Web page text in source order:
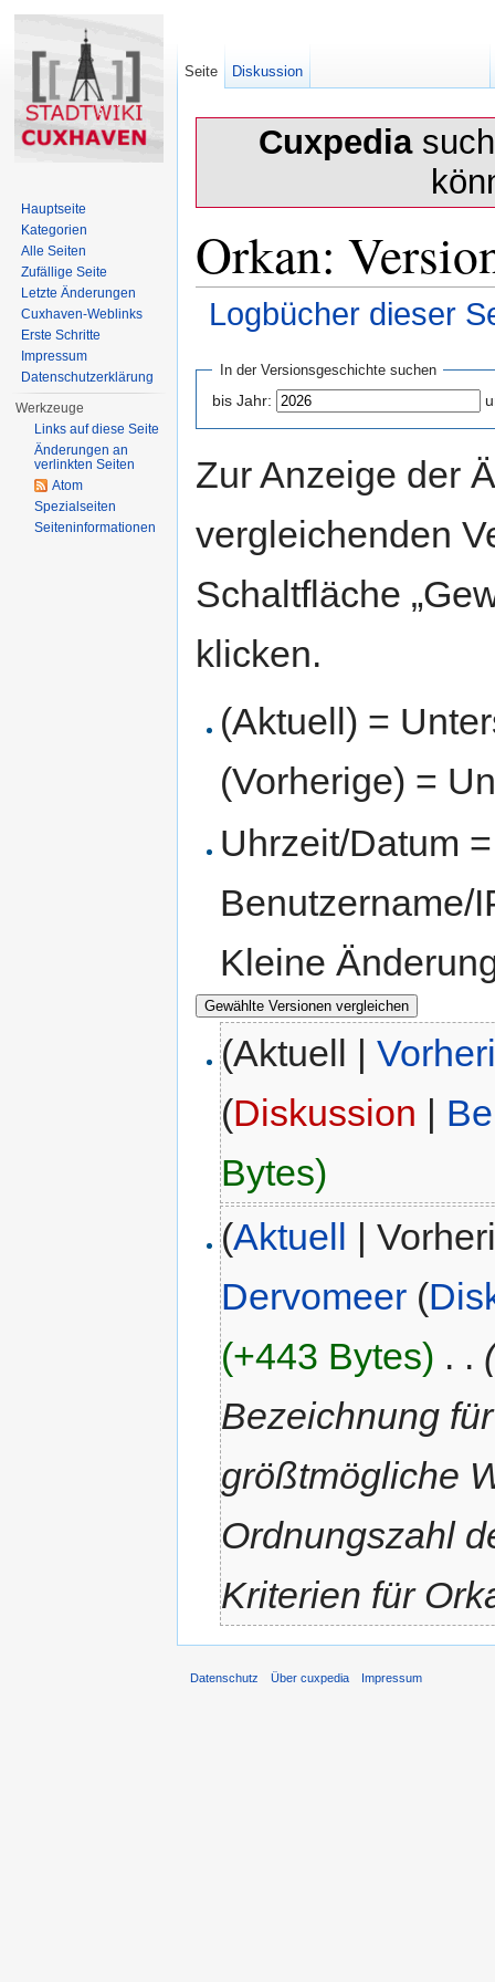
Cuxpedia
Orkan:
Logbücher dieser
In der Versionsgeschichte suchen
bis Jahr:
Zur Anzeige der
vergleichenden
Schaltfläche
klicken.
(Aktuell) =
(Vorherige) =
Uhrzeit/Datum
Benutzername/
Kleine
(Aktuell |
(Diskussion
Bytes)
(Aktuell |
Dervomeer (
(+443 Bytes) . .
Bezeichnung
größtmögliche
Ordnungszahl
Kriterien für
Seite Diskussion
Hauptseite
Kategorien
Alle Seiten
Zufällige Seite
Letzte Änderungen
Cuxhaven-Weblinks
Erste Schritte
Impressum
Datenschutzerklärung
Werkzeuge
Links auf diese Seite
Änderungen an
verlinkten Seiten
Atom
Spezialseiten
Seiten­informationen
Datenschutz Über cuxpedia Impressum